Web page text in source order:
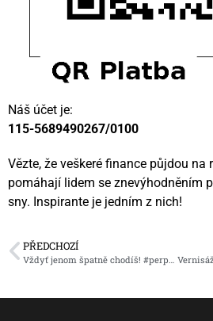
Náš účet je:
115-5689490267/0100
Vězte, že veškeré finance půjdou na
pomáhají lidem se znevýhodněním
sny. Inspirante je jedním z nich!
PŘEDCHOZÍ